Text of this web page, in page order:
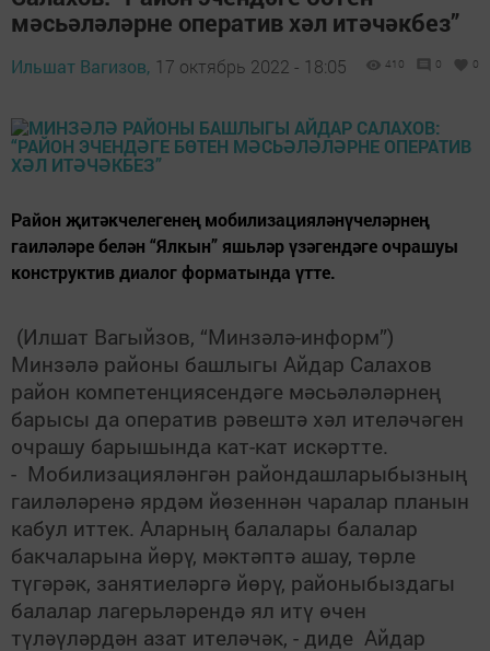
мәсьәләләрне оператив хәл итәчәкбез”
Ильшат Вагизов, 17 октябрь 2022 - 18:05 410 0 0
Район җитәкчелегенең мобилизацияләнүчеләрнең
гаиләләре белән “Ялкын” яшьләр үзәгендәге очрашуы
конструктив диалог форматында үтте.
(Илшат Вагыйзов, “Минзәлә-информ”)
Минзәлә районы башлыгы Айдар Салахов
район компетенциясендәге мәсьәләләрнең
барысы да оператив рәвештә хәл ителәчәген
очрашу барышында кат-кат искәртте.
- Мобилизацияләнгән райондашларыбызның
гаиләләренә ярдәм йөзеннән чаралар планын
кабул иттек. Аларның балалары балалар
бакчаларына йөрү, мәктәптә ашау, төрле
түгәрәк, занятиеләргә йөрү, районыбыздагы
балалар лагерьләрендә ял итү өчен
түләүләрдән азат ителәчәк, - диде Айдар